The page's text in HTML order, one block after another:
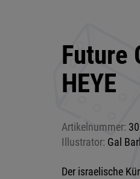
Future
HEYE
Artikelnummer:
Illustrator: Gal
Der israelische